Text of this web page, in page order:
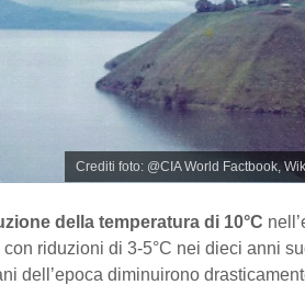
Crediti foto: @CIA World Factbook,
della temperatura di 10°C
con riduzioni di 3-5°C nei dieci anni
dell’epoca diminuirono